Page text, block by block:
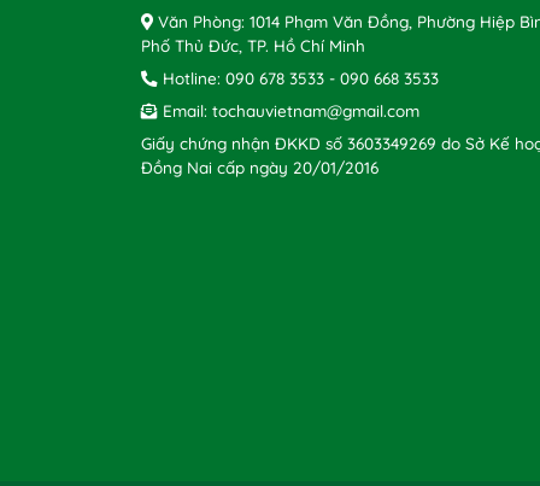
Văn Phòng: 1014 Phạm Văn Đồng, Phường Hiệp
Phố Thủ Đức, TP. Hồ Chí Minh
Hotline: 090 678 3533 - 090 668 3533
Email: tochauvietnam@gmail.com
Giấy chứng nhận ĐKKD số 3603349269 do Sở Kế
Đồng Nai cấp ngày 20/01/2016